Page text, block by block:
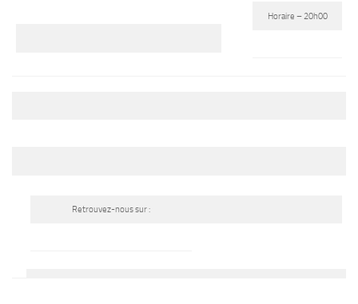
Horaire – 20h00
Retrouvez-nous sur :